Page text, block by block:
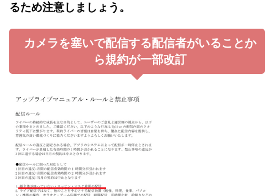
るため注意しましょう。
カメラを塞いで配信する配信者がいることか
ら規約が一部改訂